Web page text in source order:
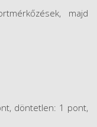
majd
döntetlen: 1 pont,